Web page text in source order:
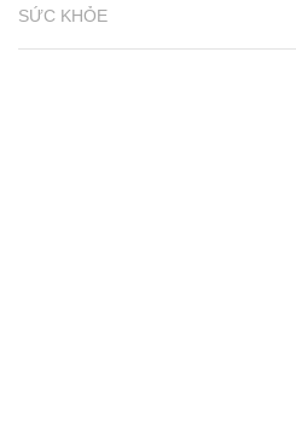
SỨC KHỎE